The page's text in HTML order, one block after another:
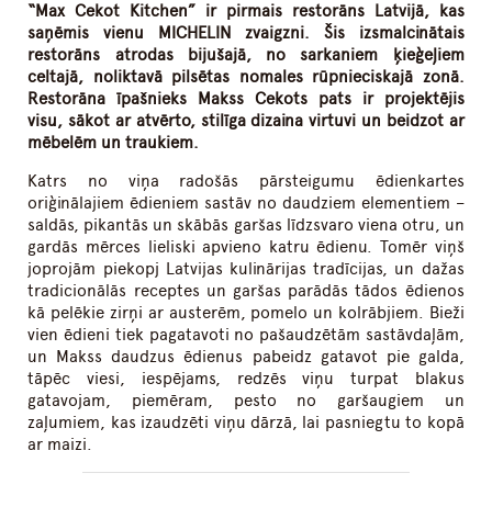
“Max Cekot Kitchen” ir pirmais restorāns Latvijā, kas
saņēmis vienu MICHELIN zvaigzni. Šis izsmalcinātais
restorāns atrodas bijušajā, no sarkaniem ķieģeļiem
celtajā, noliktavā pilsētas nomales rūpnieciskajā zonā.
Restorāna īpašnieks Makss Cekots pats ir projektējis
visu, sākot ar atvērto, stilīga dizaina virtuvi un beidzot ar
mēbelēm un traukiem.
Katrs no viņa radošās pārsteigumu ēdienkartes
oriģinālajiem ēdieniem sastāv no daudziem elementiem –
saldās, pikantās un skābās garšas līdzsvaro viena otru, un
gardās mērces lieliski apvieno katru ēdienu. Tomēr viņš
joprojām piekopj Latvijas kulinārijas tradīcijas, un dažas
tradicionālās receptes un garšas parādās tādos ēdienos
kā pelēkie zirņi ar austerēm, pomelo un kolrābjiem. Bieži
vien ēdieni tiek pagatavoti no pašaudzētām sastāvdaļām,
un Makss daudzus ēdienus pabeidz gatavot pie galda,
tāpēc viesi, iespējams, redzēs viņu turpat blakus
gatavojam, piemēram, pesto no garšaugiem un
zaļumiem, kas izaudzēti viņu dārzā, lai pasniegtu to kopā
ar maizi.